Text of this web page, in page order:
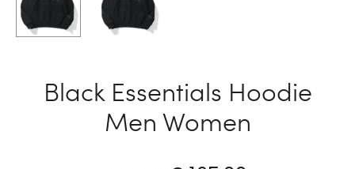
Black Essentials Hoodie
Men Women